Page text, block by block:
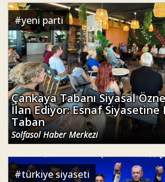
#yeni parti
Çankaya Tabanı Siyasal
İlan Ediyor: Esnaf Siyasetine
Taban
Solfasol Haber Merkezi
#türkiye siyaseti